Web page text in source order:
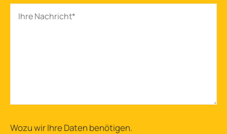
Wozu wir Ihre Daten benötigen.